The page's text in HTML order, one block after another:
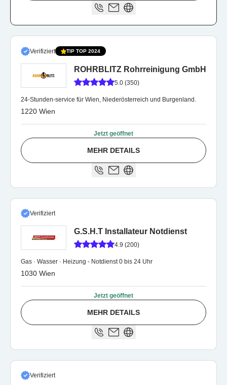
Verifiziert TIP TOP 2024
ROHRBLITZ Rohrreinigung GmbH
5.0 (350)
24-Stunden-service für Wien, Niederösterreich und Burgenland.
1220 Wien
Jetzt geöffnet
MEHR DETAILS
Verifiziert
G.S.H.T Installateur Notdienst
4.9 (200)
Gas · Wasser · Heizung - Notdienst 0 bis 24 Uhr
1030 Wien
Jetzt geöffnet
MEHR DETAILS
Verifiziert